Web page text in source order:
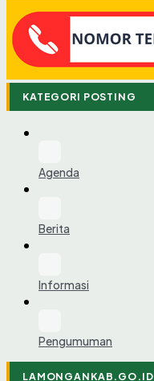
KATEGORI POSTING
Agenda
Berita
Informasi
Pengumuman
LAMONGANKAB.GO.ID